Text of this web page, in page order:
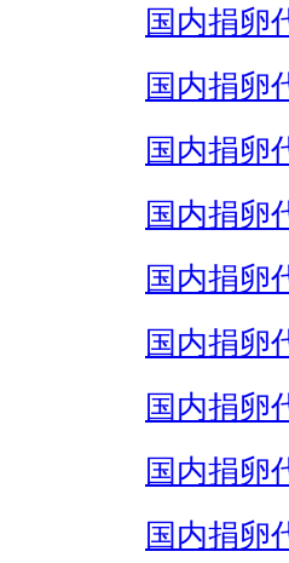
国内捐卵
国内捐卵
国内捐卵
国内捐卵
国内捐卵
国内捐卵
国内捐卵
国内捐卵
国内捐卵